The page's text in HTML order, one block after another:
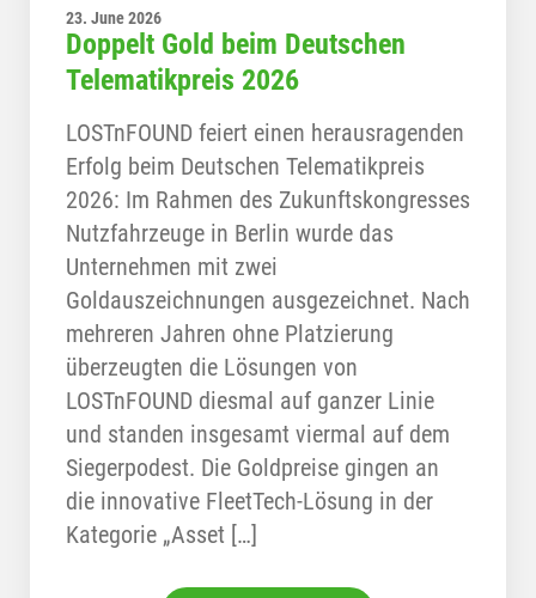
23. June 2026
Doppelt Gold beim Deutschen
Telematikpreis 2026
LOSTnFOUND feiert einen herausragenden
Erfolg beim Deutschen Telematikpreis
2026: Im Rahmen des Zukunftskongresses
Nutzfahrzeuge in Berlin wurde das
Unternehmen mit zwei
Goldauszeichnungen ausgezeichnet. Nach
mehreren Jahren ohne Platzierung
überzeugten die Lösungen von
LOSTnFOUND diesmal auf ganzer Linie
und standen insgesamt viermal auf dem
Siegerpodest. Die Goldpreise gingen an
die innovative FleetTech-Lösung in der
Kategorie „Asset […]